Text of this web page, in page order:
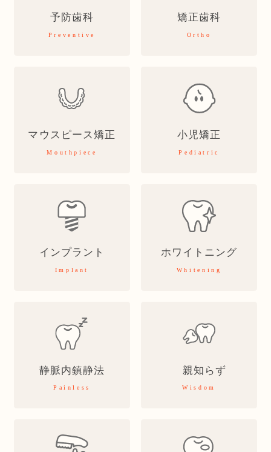
予防歯科
Preventive
矯正歯科
Ortho
マウスピース矯正
Mouthpiece
小児矯正
Pediatric
インプラント
Implant
ホワイトニング
Whitening
静脈内鎮静法
Painless
親知らず
Wisdom